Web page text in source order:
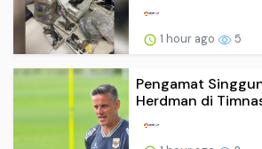
1 hour ago 5
Pengamat
Herdman di